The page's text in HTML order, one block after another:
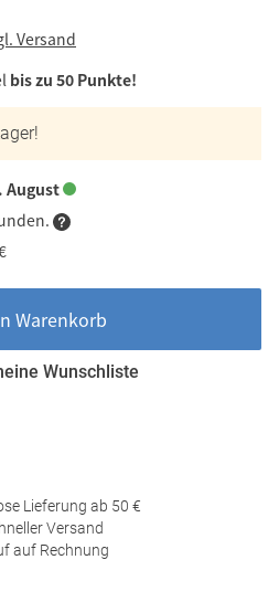
Versand
bis zu 50 Punkte!
August
Warenkorb
Wunschliste
Lieferung ab 50 €
Versand
auf Rechnung